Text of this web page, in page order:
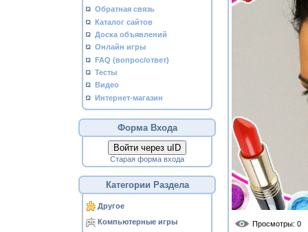
Обратная связь
Каталог сайтов
Доска объявлений
Онлайн игры
FAQ (вопрос/ответ)
Тесты
Видео
Интернет-магазин
Форма Входа
Войти через uID
Старая форма входа
Категории Раздела
Другое
Компьютерные игры
Просмотры: 0